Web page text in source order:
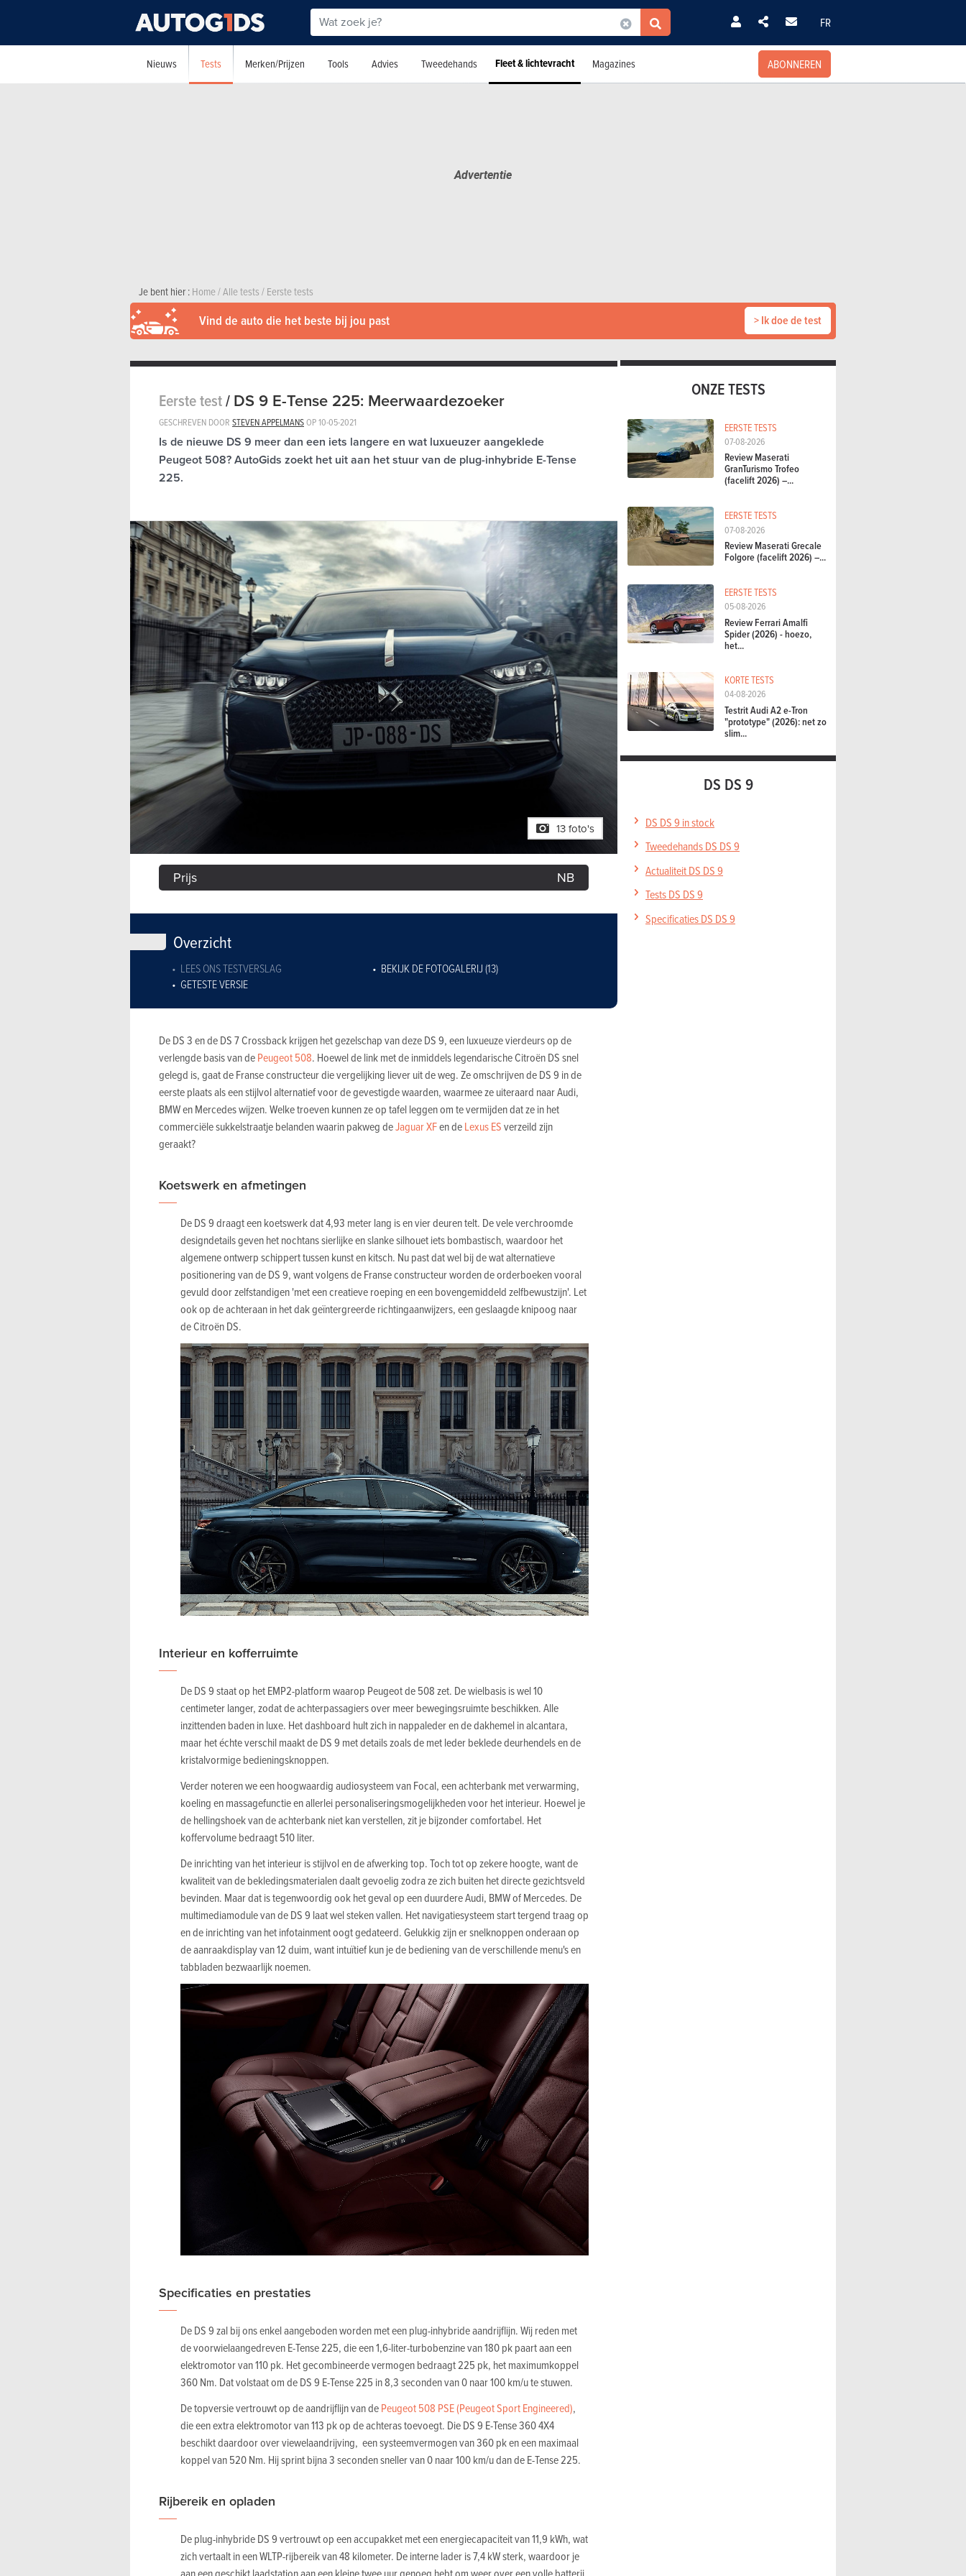
FR
Nieuws Tests Merken/Prijzen Tools Advies Tweedehands Fleet & lichtevracht Magazines ABONNEREN
Je bent hier :Home/Alle tests/Eerste tests
Vind de auto die het beste bij jou past > Ik doe de test
Eerste test/DS 9 E-Tense 225: Meerwaardezoeker
GESCHREVEN DOOR STEVEN APPELMANSOP10-05-2021
Is de nieuwe DS 9 meer dan een iets langere en wat luxueuzer aangeklede
Peugeot 508? AutoGids zoekt het uit aan het stuur van de plug-inhybride E-Tense
225.
13 foto's
Prijs NB
Overzicht
LEES ONS TESTVERSLAG
BEKIJK DE FOTOGALERIJ (13)
GETESTE VERSIE
De DS 3 en de DS 7 Crossback krijgen het gezelschap van deze DS 9, een luxueuze vierdeurs op de
verlengde basis van dePeugeot 508. Hoewel de link met de inmiddels legendarische Citroën DS snel
gelegd is, gaat de Franse constructeur die vergelijking liever uit de weg. Ze omschrijven de DS 9 in de
eerste plaats als een stijlvol alternatief voor de gevestigde waarden, waarmee ze uiteraard naar Audi,
BMW en Mercedes wijzen. Welke troeven kunnen ze op tafel leggen om te vermijden dat ze in het
commerciële sukkelstraatje belanden waarin pakweg deJaguar XFen deLexus ESverzeild zijn
geraakt?
Koetswerk en afmetingen
De DS 9 draagt een koetswerk dat 4,93 meter lang is en vier deuren telt. De vele verchroomde
designdetails geven het nochtans sierlijke en slanke silhouet iets bombastisch, waardoor het
algemene ontwerp schippert tussen kunst en kitsch. Nu past dat wel bij de wat alternatieve
positionering van de DS 9, want volgens de Franse constructeur worden de orderboeken vooral
gevuld door zelfstandigen 'met een creatieve roeping en een bovengemiddeld zelfbewustzijn'. Let
ook op de achteraan in het dak geïntergreerde richtingaanwijzers, een geslaagde knipoog naar
de Citroën DS.
Interieur en kofferruimte
De DS 9 staat op het EMP2-platform waarop Peugeot de 508 zet. De wielbasis is wel 10
centimeter langer, zodat de achterpassagiers over meer bewegingsruimte beschikken. Alle
inzittenden baden in luxe. Het dashboard hult zich in nappaleder en de dakhemel in alcantara,
maar het échte verschil maakt de DS 9 met details zoals de met leder beklede deurhendels en de
kristalvormige bedieningsknoppen.
Verder noteren we een hoogwaardig audiosysteem van Focal, een achterbank met verwarming,
koeling en massagefunctie en allerlei personaliseringsmogelijkheden voor het interieur. Hoewel je
de hellingshoek van de achterbank niet kan verstellen, zit je bijzonder comfortabel. Het
koffervolume bedraagt 510 liter.
De inrichting van het interieur is stijlvol en de afwerking top. Toch tot op zekere hoogte, want de
kwaliteit van de bekledingsmaterialen daalt gevoelig zodra ze zich buiten het directe gezichtsveld
bevinden. Maar dat is tegenwoordig ook het geval op een duurdere Audi, BMW of Mercedes. De
multimediamodule van de DS 9 laat wel steken vallen. Het navigatiesysteem start tergend traag op
en de inrichting van het infotainment oogt gedateerd. Gelukkig zijn er snelknoppen onderaan op
de aanraakdisplay van 12 duim, want intuïtief kun je de bediening van de verschillende menu's en
tabbladen bezwaarlijk noemen.
Specificaties en prestaties
De DS 9 zal bij ons enkel aangeboden worden met een plug-inhybride aandrijflijn. Wij reden met
de voorwielaangedreven E-Tense 225, die een 1,6-liter-turbobenzine van 180 pk paart aan een
elektromotor van 110 pk. Het gecombineerde vermogen bedraagt 225 pk, het maximumkoppel
360 Nm. Dat volstaat om de DS 9 E-Tense 225 in 8,3 seconden van 0 naar 100 km/u te stuwen.
De topversie vertrouwt op de aandrijflijn van dePeugeot 508 PSE (Peugeot Sport Engineered),
die een extra elektromotor van 113 pk op de achteras toevoegt. Die DS 9 E-Tense 360 4X4
beschikt daardoor over viewelaandrijving, een systeemvermogen van 360 pk en een maximaal
koppel van 520 Nm. Hij sprint bijna 3 seconden sneller van 0 naar 100 km/u dan de E-Tense 225.
Rijbereik en opladen
De plug-inhybride DS 9 vertrouwt op een accupakket met een energiecapaciteit van 11,9 kWh, wat
zich vertaalt in een WLTP-rijbereik van 48 kilometer. De interne lader is 7,4 kW sterk, waardoor je
ONZE TESTS
EERSTE TESTS
07-08-2026
Review Maserati
GranTurismo Trofeo
(facelift 2026) –...
EERSTE TESTS
07-08-2026
Review Maserati Grecale
Folgore (facelift 2026) –...
EERSTE TESTS
05-08-2026
Review Ferrari Amalfi
Spider (2026) - hoezo,
het...
KORTE TESTS
04-08-2026
Testrit Audi A2 e-Tron
"prototype" (2026): net zo
slim...
DS DS 9
DS DS 9 in stock
Tweedehands DS DS 9
Actualiteit DS DS 9
Tests DS DS 9
Specificaties DS DS 9